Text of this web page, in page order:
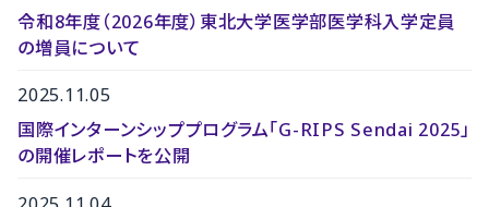
令和8年度（2026年度）東北大学医学部医学科入学定員
の増員について
2025.11.05
国際インターンシッププログラム「G-RIPS Sendai 2025」
の開催レポートを公開